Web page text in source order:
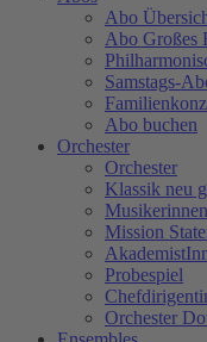
Abo
Abo Großes
Samstags-
Abo buchen
Orchester
Orchester
Klassik neu
Mission
Probespiel
Orchester